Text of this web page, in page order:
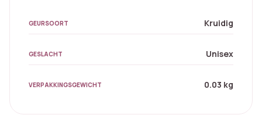
GEURSOORT Kruidig
GESLACHT Unisex
VERPAKKINGSGEWICHT 0.03 kg